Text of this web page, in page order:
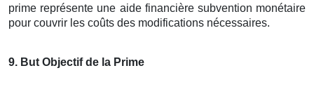
prime représente une aide financière subvention monétaire
pour couvrir les coûts des modifications nécessaires.
9. But Objectif de la Prime